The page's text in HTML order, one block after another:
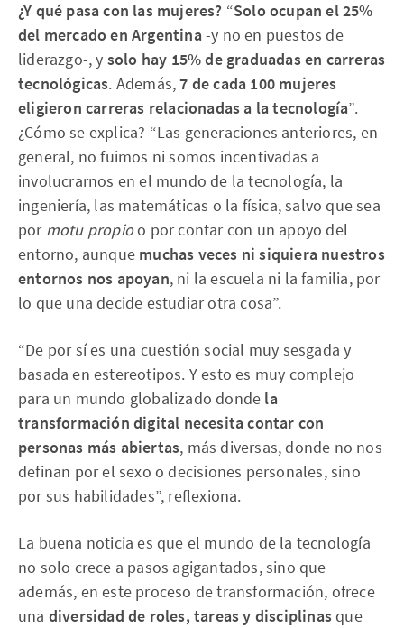
¿Y qué pasa con las mujeres? “Solo ocupan el 25%
del mercado en Argentina -y no en puestos de
liderazgo-, y solo hay 15% de graduadas en carreras
tecnológicas. Además,7 de cada 100 mujeres
eligieron carreras relacionadas a la tecnología”.
¿Cómo se explica? “Las generaciones anteriores, en
general, no fuimos ni somos incentivadas a
involucrarnos en el mundo de la tecnología, la
ingeniería, las matemáticas o la física, salvo que sea
por motu propioo por contar con un apoyo del
entorno, aunque muchas veces ni siquiera nuestros
entornos nos apoyan, ni la escuela ni la familia, por
lo que una decide estudiar otra cosa”.
“De por sí es una cuestión social muy sesgada y
basada en estereotipos. Y esto es muy complejo
para un mundo globalizado donde la
transformación digital necesita contar con
personas más abiertas, más diversas, donde no nos
definan por el sexo o decisiones personales, sino
por sus habilidades”, reflexiona.
La buena noticia es que el mundo de la tecnología
no solo crece a pasos agigantados, sino que
además, en este proceso de transformación, ofrece
una diversidad de roles, tareas y disciplinasque